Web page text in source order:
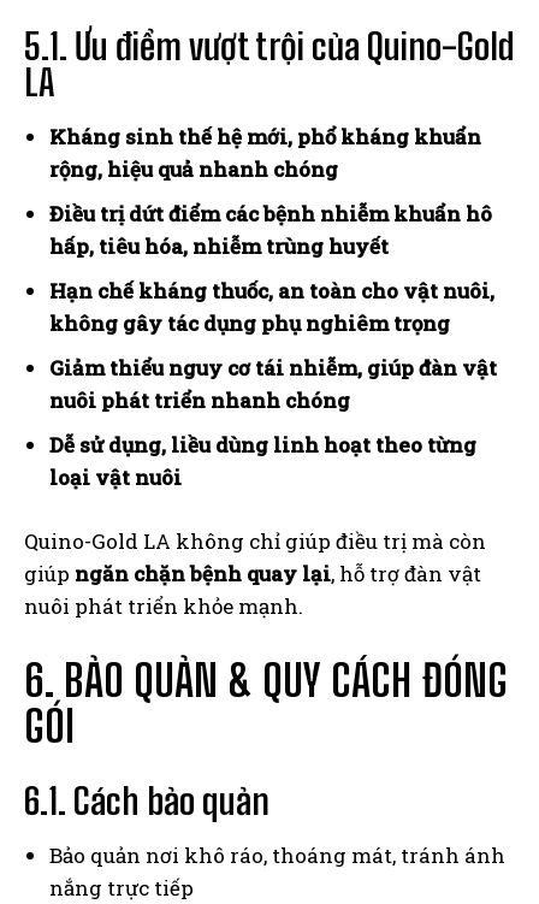
5.1. Ưu điểm vượt trội của Quino-Gold
LA
Kháng sinh thế hệ mới, phổ kháng khuẩn
rộng, hiệu quả nhanh chóng
Điều trị dứt điểm các bệnh nhiễm khuẩn hô
hấp, tiêu hóa, nhiễm trùng huyết
Hạn chế kháng thuốc, an toàn cho vật nuôi,
không gây tác dụng phụ nghiêm trọng
Giảm thiểu nguy cơ tái nhiễm, giúp đàn vật
nuôi phát triển nhanh chóng
Dễ sử dụng, liều dùng linh hoạt theo từng
loại vật nuôi
Quino-Gold LA không chỉ giúp điều trị mà còn
giúp ngăn chặn bệnh quay lại, hỗ trợ đàn vật
nuôi phát triển khỏe mạnh.
6. BẢO QUẢN & QUY CÁCH ĐÓNG
GÓI
6.1. Cách bảo quản
Bảo quản nơi khô ráo, thoáng mát, tránh ánh
nắng trực tiếp